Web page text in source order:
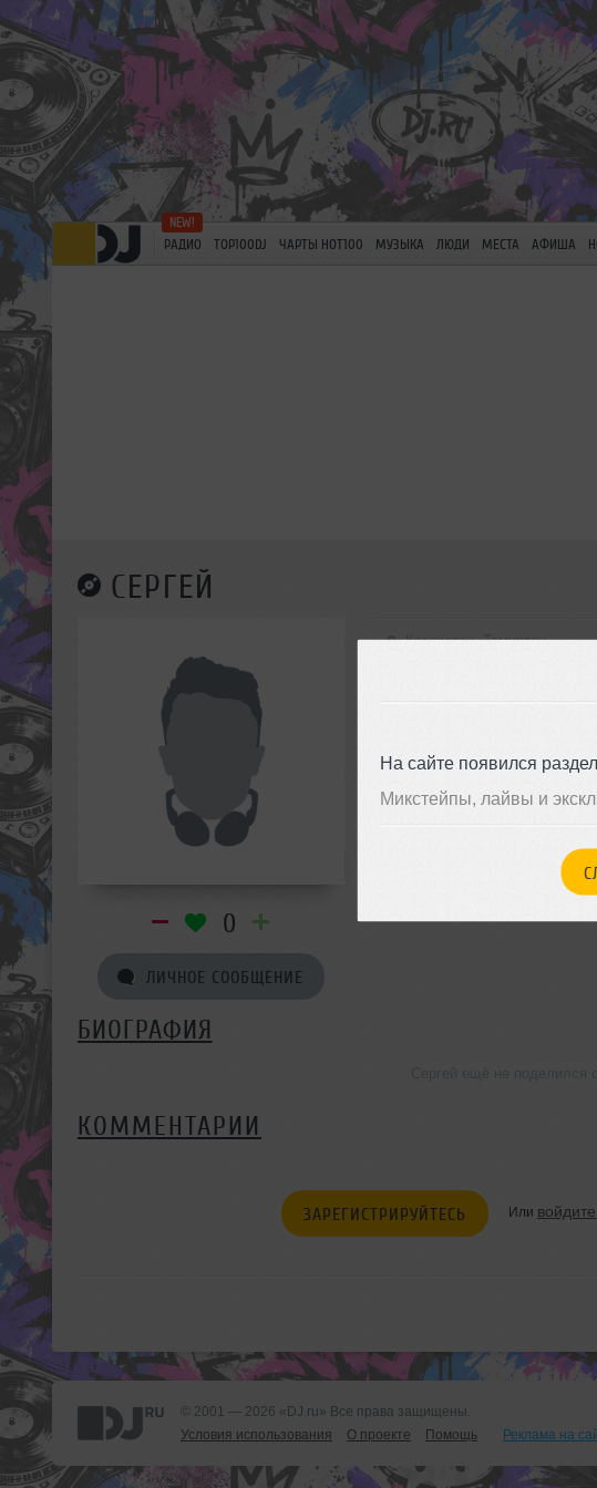
На сайте появился раздел
Микстейпы, лайвы и
РАДИО TOP100DJ ЧАРТЫ HOT100 МУЗЫКА ЛЮДИ МЕСТА АФИША
СЕРГЕЙ
0
ЛИЧНОЕ СООБЩЕНИЕ
Казахстан, Темиртау
БИОГРАФИЯ
КОММЕНТАРИИ
ЗАРЕГИСТРИРУЙТЕСЬ Или
© 2001 — 2026 «DJ.ru» Все права защищены.
Условия использования
О проекте Помощь Реклама на